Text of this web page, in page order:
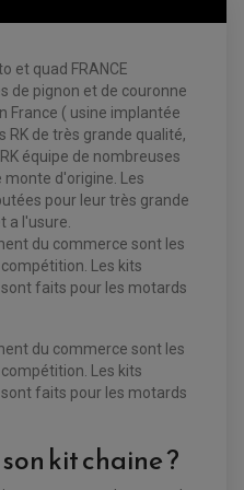
QUAD / SSV
et quad FRANCE
de pignon et de couronne
France ( usine implantée
RK de très grande qualité,
équipe de nombreuses
d'origine. Les
pour leur très grande
a l'usure.
du commerce sont les
Les kits
faits pour les motards
du commerce sont les
Les kits
faits pour les motards
kit chaine ?